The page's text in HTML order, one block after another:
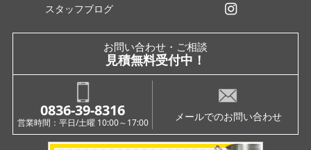
スタッフブログ
お問い合わせ・ご相談
見積無料受付中！
0836-39-8316
営業時間：平日/土曜 10:00～17:00 メールでのお問い合わせ